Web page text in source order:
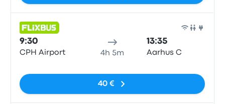
9:30
CPH Airport 4h 5m
13:35
Aarhus C
40 €